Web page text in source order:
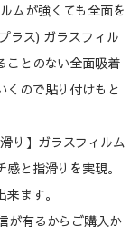
ムが強くても全面を
ラス) ガラスフィル
ことのない全面吸着
くので貼り付けもと
り】ガラスフィルム
と指滑りを実現。
ます。
が有るからご購入か